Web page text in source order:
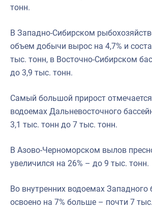
тонн.
В Западно-Сибирском
объем добычи вырос на 4,7% и
тыс. тонн, в Восточно-Сибирском
до 3,9 тыс. тонн.
Самый большой прирост
водоемах Дальневосточного
3,1 тыс. тонн до 7 тыс. тонн.
В Азово-Черноморском вылов
увеличился на 26% – до 9 тыс. тонн.
Во внутренних водоемах Западного
освоено на 7% больше – почти 7